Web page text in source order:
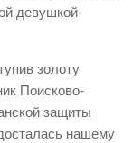
девушкой-
золоту
Поисково-
защиты
нашему